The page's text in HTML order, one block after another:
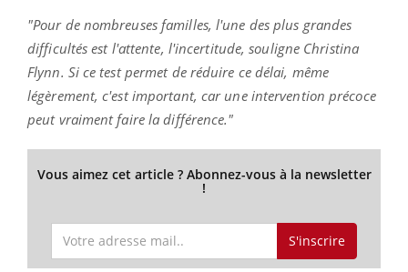
"Pour de nombreuses familles, l'une des plus grandes
difficultés est l'attente, l'incertitude, souligne Christina
Flynn. Si ce test permet de réduire ce délai, même
légèrement, c'est important, car une intervention précoce
peut vraiment faire la différence."
Vous aimez cet article ? Abonnez-vous à la newsletter
!
S'inscrire